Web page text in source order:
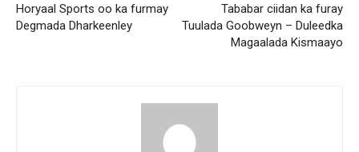
Horyaal Sports oo ka furmay
Degmada Dharkeenley
Tababar ciidan ka furay
Tuulada Goobweyn – Duleedka
Magaalada Kismaayo